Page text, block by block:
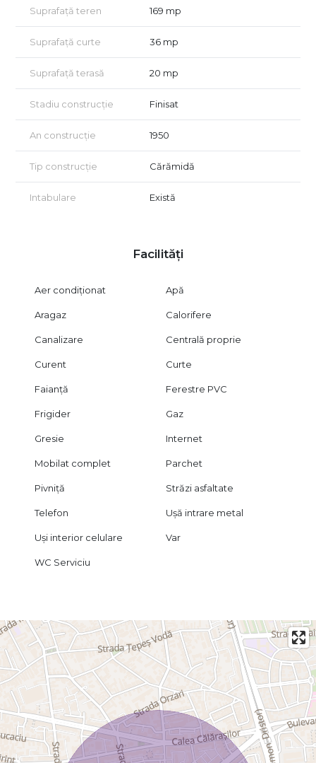
Suprafață teren 169 mp
Suprafață curte 36 mp
Suprafață terasă 20 mp
Stadiu construcție Finisat
An construcție 1950
Tip construcție Cărămidă
Intabulare Există
Facilități
Aer condiționat Apă
Aragaz Calorifere
Canalizare Centrală proprie
Curent Curte
Faianță Ferestre PVC
Frigider Gaz
Gresie Internet
Mobilat complet Parchet
Pivniță Străzi asfaltate
Telefon Ușă intrare metal
Uși interior celulare Var
WC Serviciu